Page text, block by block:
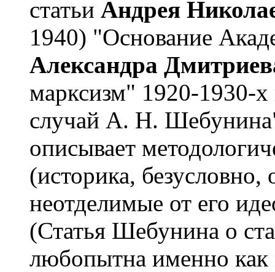
статьи Андрея
1940) "Основание
Александра
марксизм" 1920-1930-
случай А. Н.
описывает
(историка,
неотделимые от его
(Статья Шебунина о
любопытна именно как